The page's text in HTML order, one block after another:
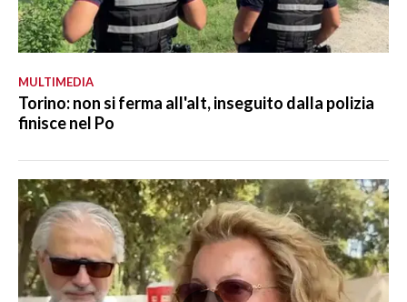
MULTIMEDIA
Torino: non si ferma all'alt, inseguito dalla polizia
finisce nel Po